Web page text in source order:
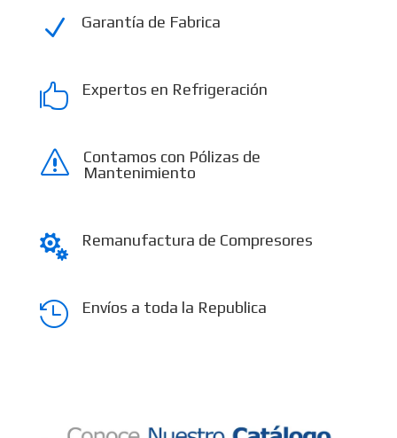
N Garantía de Fabrica
 Expertos en Refrigeración
s
Contamos con Pólizas de
Mantenimiento
 Remanufactura de Compresores
 Envíos a toda la Republica